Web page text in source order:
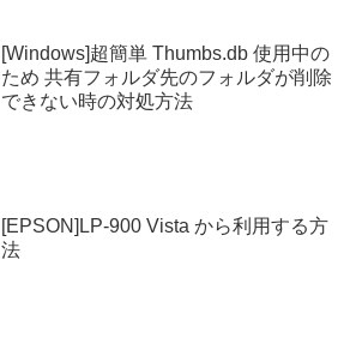
[Windows]超簡単 Thumbs.db 使用中の
ため 共有フォルダ先のフォルダが削除
できない時の対処方法
[EPSON]LP-900 Vista から利用する方
法